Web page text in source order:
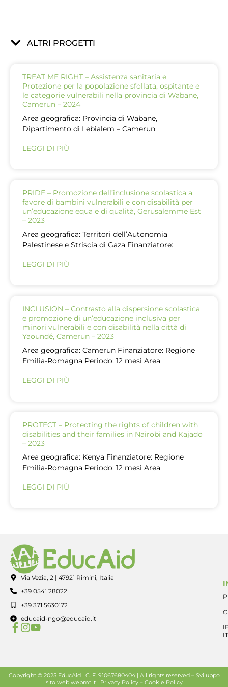
ALTRI PROGETTI
TREAT ME RIGHT – Assistenza sanitaria e
Protezione per la popolazione sfollata, ospitante e
le categorie vulnerabili nella provincia di Wabane,
Camerun – 2024
Area geografica: Provincia di Wabane,
Dipartimento di Lebialem – Camerun
LEGGI DI PIÙ
PRIDE – Promozione dell’inclusione scolastica a
favore di bambini vulnerabili e con disabilità per
un’educazione equa e di qualità, Gerusalemme Est
– 2023
Area geografica: Territori dell’Autonomia
Palestinese e Striscia di Gaza Finanziatore:
LEGGI DI PIÙ
INCLUSION – Contrasto alla dispersione scolastica
e promozione di un’educazione inclusiva per
minori vulnerabili e con disabilità nella città di
Yaoundé, Camerun – 2023
Area geografica: Camerun Finanziatore: Regione
Emilia-Romagna Periodo: 12 mesi Area
LEGGI DI PIÙ
PROTECT – Protecting the rights of children with
disabilities and their families in Nairobi and Kajado
– 2023
Area geografica: Kenya Finanziatore: Regione
Emilia-Romagna Periodo: 12 mesi Area
LEGGI DI PIÙ
Via Vezia, 2 | 47921 Rimini, Italia
+39 0541 28022
+39 371 5630172
educaid-ngo@educaid.it
Copyright © 2025 EducAid | C. F. 91067680404 | All rights reserved – Sviluppo
sito webwebmt.it | Privacy Policy– Cookie Policy